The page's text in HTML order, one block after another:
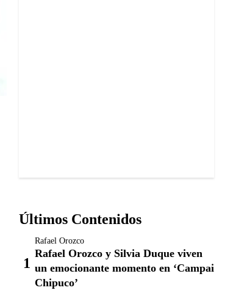
Últimos Contenidos
Rafael Orozco
Rafael Orozco y Silvia Duque viven
un emocionante momento en ‘Campai
Chipuco’